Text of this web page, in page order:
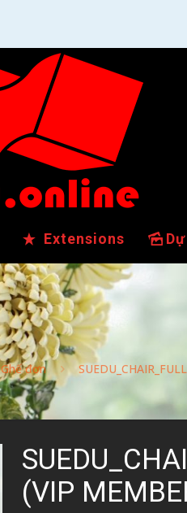
Extensions
Ghế đơn
(VIP